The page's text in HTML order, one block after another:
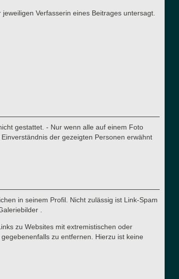
Verfasserin eines Beitrages untersagt.
gestattet. - Nur wenn alle auf einem Foto
der gezeigten Personen erwähnt
in seinem Profil. Nicht zulässig ist Link-Spam
.
zu Websites mit extremistischen oder
zu entfernen. Hierzu ist keine